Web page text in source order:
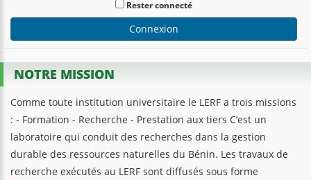
Rester connecté
Connexion
NOTRE MISSION
Comme toute institution universitaire le LERF a trois missions
: - Formation - Recherche - Prestation aux tiers C’est un
laboratoire qui conduit des recherches dans la gestion
durable des ressources naturelles du Bénin. Les travaux de
recherche exécutés au LERF sont diffusés sous forme